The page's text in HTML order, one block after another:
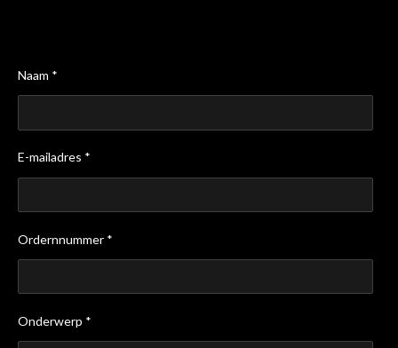
Naam *
E-mailadres *
Ordernnummer *
Onderwerp *